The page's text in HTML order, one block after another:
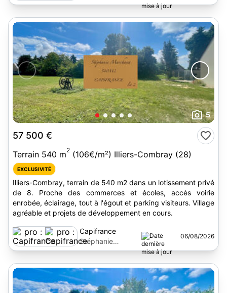
5
57 500 €
Terrain 540 m2 (106€/m²) Illiers-Combray (28)
EXCLUSIVITÉ
Illiers-Combray, terrain de 540 m2 dans un lotissement privé
de 8. Proche des commerces et écoles, accès voirie
enrobée, éclairage, tout à l'égout et parking visiteurs. Village
agréable et projets de développement en cours.
Capifrance
Stéphanie
Marchand
06/08/2026